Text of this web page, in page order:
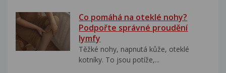
Co pomáhá na oteklé nohy?
Podpořte správné proudění
lymfy
Těžké nohy, napnutá kůže, oteklé
kotníky. To jsou potíže,...